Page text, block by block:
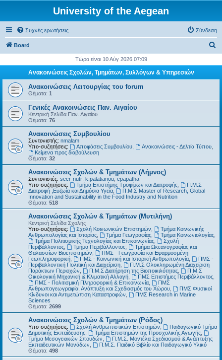
University of the Aegean
Συχνές ερωτήσεις Σύνδεση
Board
ζ
σ
Τώρα είναι 10 Αύγ 2026 07:09
Ανακοινώσεις Σχολών, Τμημάτων, Συλλόγων & Υπηρεσιών
Ανακοινώσεις Λειτουργίας του forum
Θέματα: 1
Γενικές Ανακοινώσεις Παν. Αιγαίου
Κεντρική Σελίδα Παν. Αιγαίου
Θέματα: 76
Ανακοινώσεις Συμβουλίου
Συντονιστής: nmalam
Υπο-συζητήσεις:
Αποφάσεις Συμβουλίου, Ανακοινώσεις - Δελτία Τύπου,
Kείμενα προς διαβούλευση
Θέματα: 32
Ανακοινώσεις Σχολών & Τμημάτων (Λήμνος)
Συντονιστές: secr-nutr k.palatianou epapatha
Υπο-συζητήσεις:
Τμήμα Επιστήμης Τροφίμων και Διατροφής,
Π.Μ.Σ
Διατροφή ,Ευζωία και Δημόσια Υγεία
Π.Μ.Σ Master of Research, Global
Innovation and Sustainability in the Food Industry and Nutrition
Θέματα: 518
Ανακοινώσεις Σχολών & Τμημάτων (Μυτιλήνη)
Κεντρική Σελίδα Σχολής
Υπο-συζητήσεις:
Σχολή Κοινωνικών Επιστημών
Τμήμα Κοινωνικής
Ανθρωπολογίας και Ιστορίας
Τμήμα Γεωγραφίας, Τμήμα Κοινωνιολογίας,
Τμήμα Πολιτισμικής Τεχνολογίας και Επικοινωνίας,
Σχολή
Περιβάλλοντος
Τμήμα Περιβάλλοντος,
Τμήμα Ωκεανογραφίας και
Θαλασσίων Βιοεπιστημών
ΠΜΣ - Γεωγραφία και Εφαρμοσμένη
Γεωπληροφορική
ΠΜΣ - Κοινωνική και Ιστορική Ανθρωπολογία,
ΠΜΣ -
Περιβαλλοντική Πολιτική και Διαχείριση
Π.Μ.Σ Ολοκληρωμένη Διαχείριση
Παράκτιων Περιοχών
Π.Μ.Σ Διατήρηση της Βιοποικιλότητας,
Π.Μ.Σ
Οικολογική Μηχανική & Κλιματική Αλλαγή
ΠΜΣ Επιστήμες Περιβάλλοντος,
ΠΜΣ - Πολιτισμική Πληροφορική & Επικοινωνία,
ΠΜΣ
Ανθρωπογεωγραφία, Ανάπτυξη και Σχεδιασμός του Χώρου
ΠΜΣ Φυσικοί
Κίνδυνοι και Αντιμετώπιση Καταστροφών
ΠΜΣ Research in Marine
Sciences
Θέματα: 2699
Ανακοινώσεις Σχολών & Τμημάτων (Ρόδος)
Υπο-συζητήσεις: Σχολή Ανθρωπιστικών Επιστημών
Παιδαγωγικό Τμήμα
Δημοτικής Εκπαίδευσης
Τμήμα Επιστημών της Προσχολικής Αγωγής,
Τμήμα Μεσογειακών Σπουδών
Π.Μ.Σ. Μοντέλα Σχεδιασμού & Ανάπτυξης
Εκπαιδευτικών Μονάδων
Π.Μ.Σ. Παιδικό Βιβλίο και Παιδαγωγικό Υλικό
Θέματα: 498